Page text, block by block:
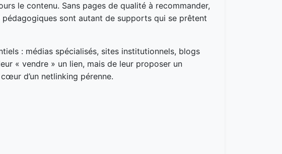
le contenu. Sans pages de qualité à recommander,
sont autant de supports qui se prêtent
: médias spécialisés, sites institutionnels, blogs
« vendre » un lien, mais de leur proposer un
d’un netlinking pérenne.